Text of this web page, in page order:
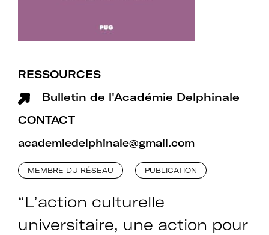
Rejoignez le réseau A+U+C
Téléchargez le bulletin
d'adhésion
Adhérer à Art + Université + Culture,
c’est :
RESSOURCES
Bulletin de l'Académie Delphinale
CONTACT
academiedelphinale@gmail.com
MEMBRE DU RÉSEAU PUBLICATION
“L’action culturelle
universitaire, une action pour